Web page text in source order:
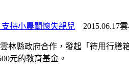
支持小農關懷失親兒 2015.06.17
林縣政府合作，發起「待用行膳
元的教育基金。